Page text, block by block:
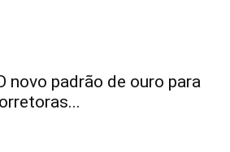
novo padrão de ouro para